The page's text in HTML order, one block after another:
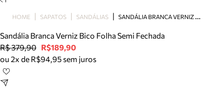
Bolsa
Tamanco
Tênis
Mule
HOME SAPATOS SANDÁLIAS S
ANDÁLIA BRANCA VERNIZ BICO FOLHA SEMI FECHADA
Sandália Branca Verniz Bico Folha Semi Fechada
R$ 379,90 R$189,90
ou 2x de R$94,95 sem juros